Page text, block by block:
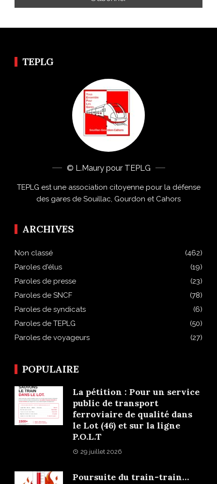
TEPLG
© L.Maury pour TEPLG
TEPLG est une association citoyenne pour la défense
des gares de Souillac, Gourdon et Cahors
ARCHIVES
Non classé
(462)
Paroles d'élus
(19)
Paroles de presse
(23)
Paroles de SNCF
(78)
Paroles de syndicats
(6)
Paroles de TEPLG
(50)
Paroles de voyageurs
(27)
POPULAIRE
La pétition : Pour un service
public de transport
ferroviaire de qualité dans
le Lot (46) et sur la ligne
P.O.L.T
29 juillet 2026
Poursuite du train-train…